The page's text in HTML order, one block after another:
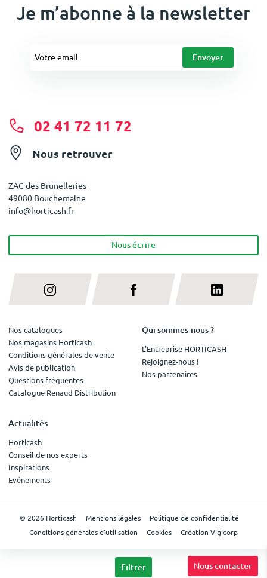
Nous contacter
Je m’abonne à la newsletter
02 41 72 11 72
Nous retrouver
ZAC des Brunelleries
49080 Bouchemaine
info@horticash.fr
Nous écrire
Nos catalogues
Nos magasins Horticash
Conditions générales de vente
Avis de publication
Questions fréquentes
Catalogue Renaud Distribution
Qui sommes-nous ?
L'Entreprise HORTICASH
Rejoignez-nous !
Nos partenaires
Actualités
Horticash
Conseil de nos experts
Inspirations
Evénements
© 2026 Horticash Mentions légales
Politique de confidentialité
Conditions générales d'utilisation
Cookies Création Vigicorp
Filtrer